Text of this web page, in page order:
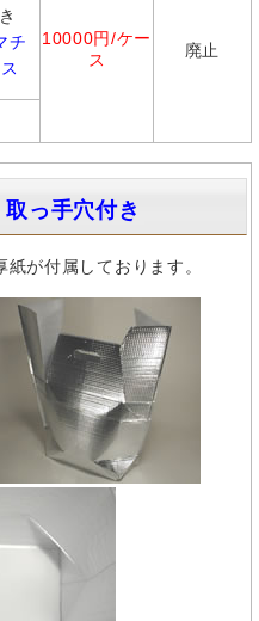
チ
10000円/ケー
ス
廃止
っ手穴付き
が付属しております。